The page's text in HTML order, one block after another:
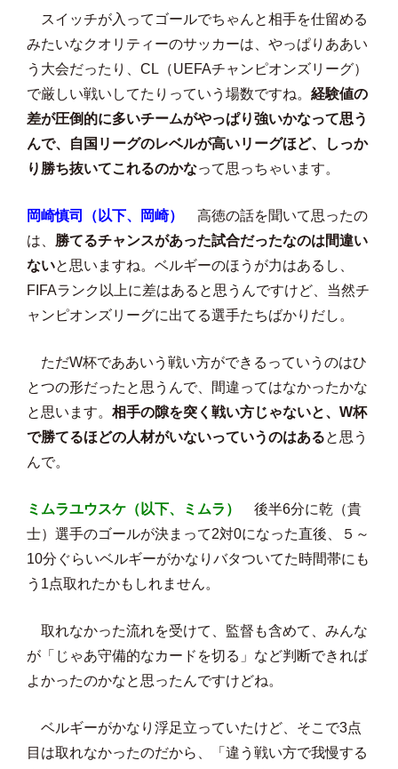
スイッチが入ってゴールでちゃんと相手を仕留める
みたいなクオリティーのサッカーは、やっぱりああい
う大会だったり、CL（UEFAチャンピオンズリーグ）
で厳しい戦いしてたりっていう場数ですね。 経験値の
差が圧倒的に多いチームがやっぱり強いかなって思う
んで、自国リーグのレベルが高いリーグほど、しっか
り勝ち抜いてこれるのかなって思っちゃいます。
岡崎慎司（以下、岡崎）
高徳の話を聞いて思ったの
は、 勝てるチャンスがあった試合だったなのは間違い
ないと思いますね。ベルギーのほうが力はあるし、
FIFAランク以上に差はあると思うんですけど、当然チ
ャンピオンズリーグに出てる選手たちばかりだし。
ただW杯でああいう戦い方ができるっていうのはひ
とつの形だったと思うんで、間違ってはなかったかな
と思います。 相手の隙を突く戦い方じゃないと、W杯
で勝てるほどの人材がいないっていうのはあると思う
んで。
ミムラユウスケ（以下、ミムラ）
後半6分に乾（貴
士）選手のゴールが決まって2対0になった直後、５～
10分ぐらいベルギーがかなりバタついてた時間帯にも
う1点取れたかもしれません。
取れなかった流れを受けて、監督も含めて、みんな
が「じゃあ守備的なカードを切る」など判断できれば
よかったのかなと思ったんですけどね。
ベルギーがかなり浮足立っていたけど、そこで3点
目は取れなかったのだから、「違う戦い方で我慢する